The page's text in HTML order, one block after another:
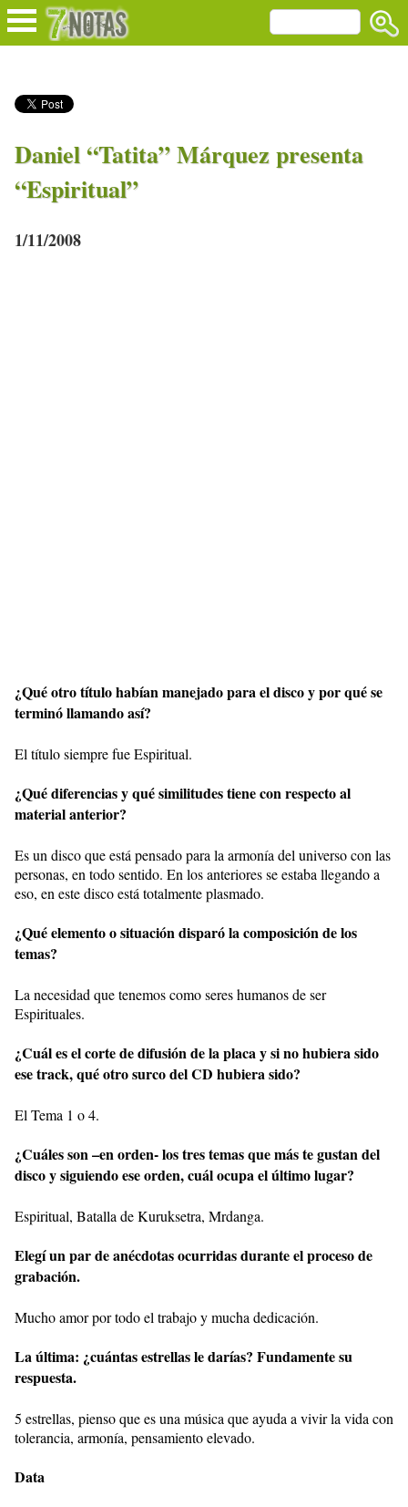
Daniel “Tatita” Márquez presenta
“Espiritual”
1/11/2008
¿Qué otro título habían manejado para el disco y por qué se
terminó llamando así?
El título siempre fue Espiritual.
¿Qué diferencias y qué similitudes tiene con respecto al
material anterior?
Es un disco que está pensado para la armonía del universo con las
personas, en todo sentido. En los anteriores se estaba llegando a
eso, en este disco está totalmente plasmado.
¿Qué elemento o situación disparó la composición de los
temas?
La necesidad que tenemos como seres humanos de ser
Espirituales.
¿Cuál es el corte de difusión de la placa y si no hubiera sido
ese track, qué otro surco del CD hubiera sido?
El Tema 1 o 4.
¿Cuáles son –en orden- los tres temas que más te gustan del
disco y siguiendo ese orden, cuál ocupa el último lugar?
Espiritual, Batalla de Kuruksetra, Mrdanga.
Elegí un par de anécdotas ocurridas durante el proceso de
grabación.
Mucho amor por todo el trabajo y mucha dedicación.
La última: ¿cuántas estrellas le darías? Fundamente su
respuesta.
5 estrellas, pienso que es una música que ayuda a vivir la vida con
tolerancia, armonía, pensamiento elevado.
Data